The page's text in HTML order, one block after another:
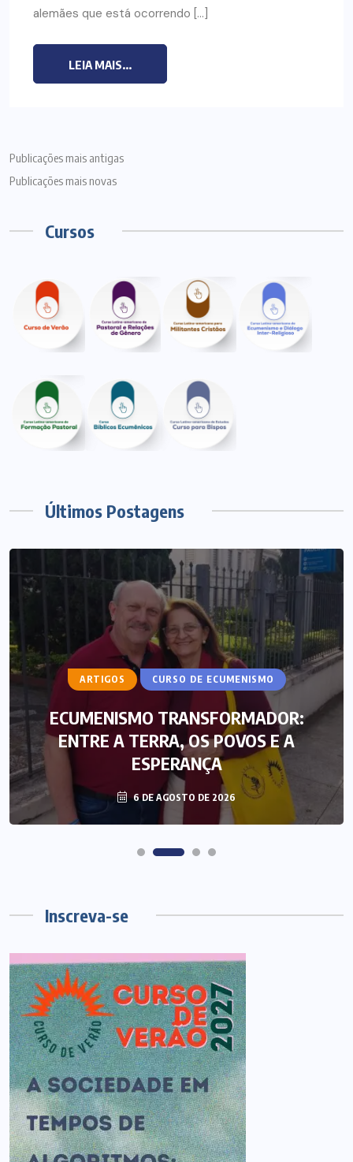
alemães que está ocorrendo […]
LEIA MAIS...
Publicações mais antigas
Publicações mais novas
Cursos
Últimos Postagens
ARTIGOS CURSO DE ECUMENISMO
ECUMENISMO TRANSFORMADOR:
ENTRE A TERRA, OS POVOS E A
ESPERANÇA
6 DE AGOSTO DE 2026
Inscreva-se